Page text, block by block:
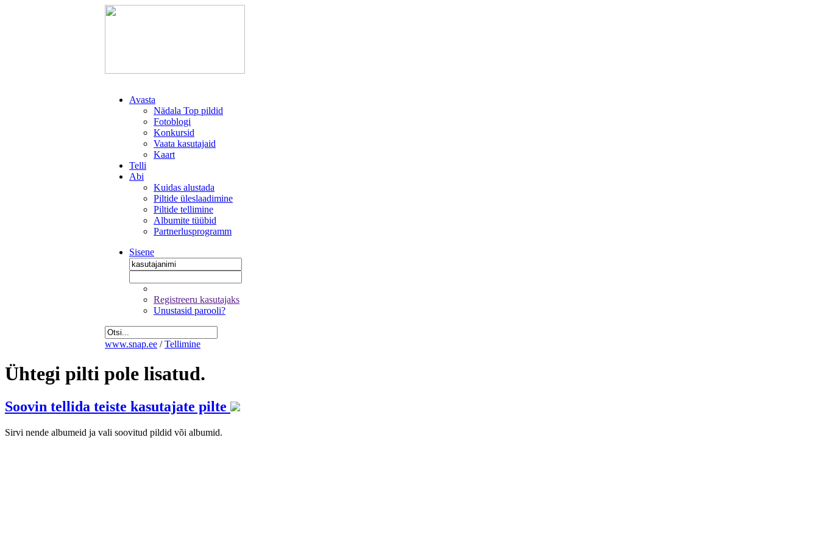
Avasta
Nädala Top pildid
Fotoblogi
Konkursid
Vaata kasutajaid
Kaart
Telli
Abi
Kuidas alustada
Piltide üleslaadimine
Piltide tellimine
Albumite tüübid
Partnerlusprogramm
Sisene
Registreeru kasutajaks
Unustasid parooli?
www.snap.ee / Tellimine
Ühtegi pilti pole lisatud.
Soovin tellida teiste kasutajate pilte
Sirvi nende albumeid ja vali soovitud pildid või albumid.